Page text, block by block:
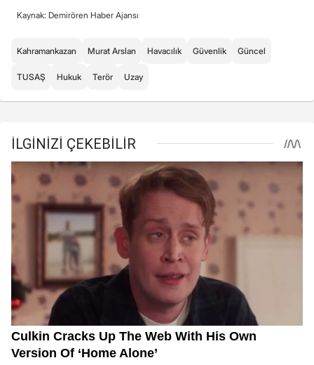
Kaynak: Demirören Haber Ajansı
Kahramankazan Murat Arslan Havacılık Güvenlik Güncel
TUSAŞ Hukuk Terör Uzay